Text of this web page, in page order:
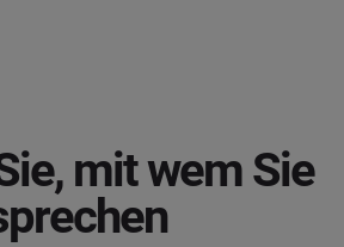
mit wem Sie